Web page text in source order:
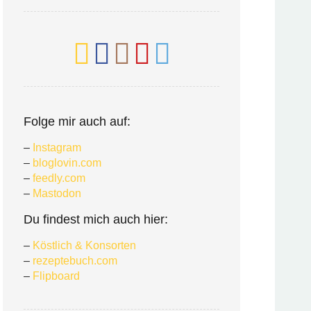
Folge mir auch auf:
– Instagram
– bloglovin.com
– feedly.com
– Mastodon
Du findest mich auch hier:
– Köstlich & Konsorten
– rezeptebuch.com
– Flipboard